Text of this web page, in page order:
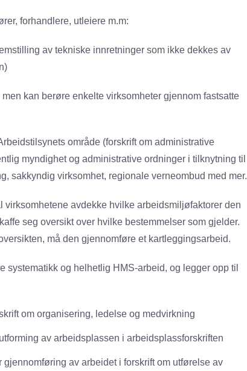
forhandlere, utleiere m.m:
av tekniske innretninger som ikke dekkes av
kan berøre enkelte virksomheter gjennom fastsatte
område (forskrift om administrative
myndighet og administrative ordninger i tilknytning til
sakkyndig virksomhet, regionale verneombud med mer.
avdekke hvilke arbeidsmiljøfaktorer den
seg oversikt over hvilke bestemmelser som gjelder.
må den gjennomføre et kartleggingsarbeid.
systematikk og helhetlig HMS-arbeid, og legger opp til
om organisering, ledelse og medvirkning
av arbeidsplassen i arbeidsplassforskriften
av arbeidet i forskrift om utførelse av